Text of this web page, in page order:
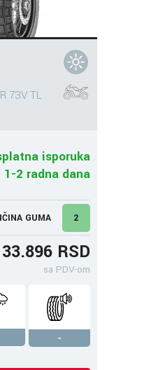
73V TL
isporuka
1-2 radna dana
GUMA 2
33.896 RSD
sa PDV-om
-